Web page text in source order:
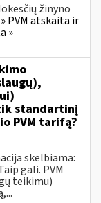
žinyno
PVM atskaita ir
»
standartinį
PVM tarifą?
skelbiama:
gali. PVM
teikimu)